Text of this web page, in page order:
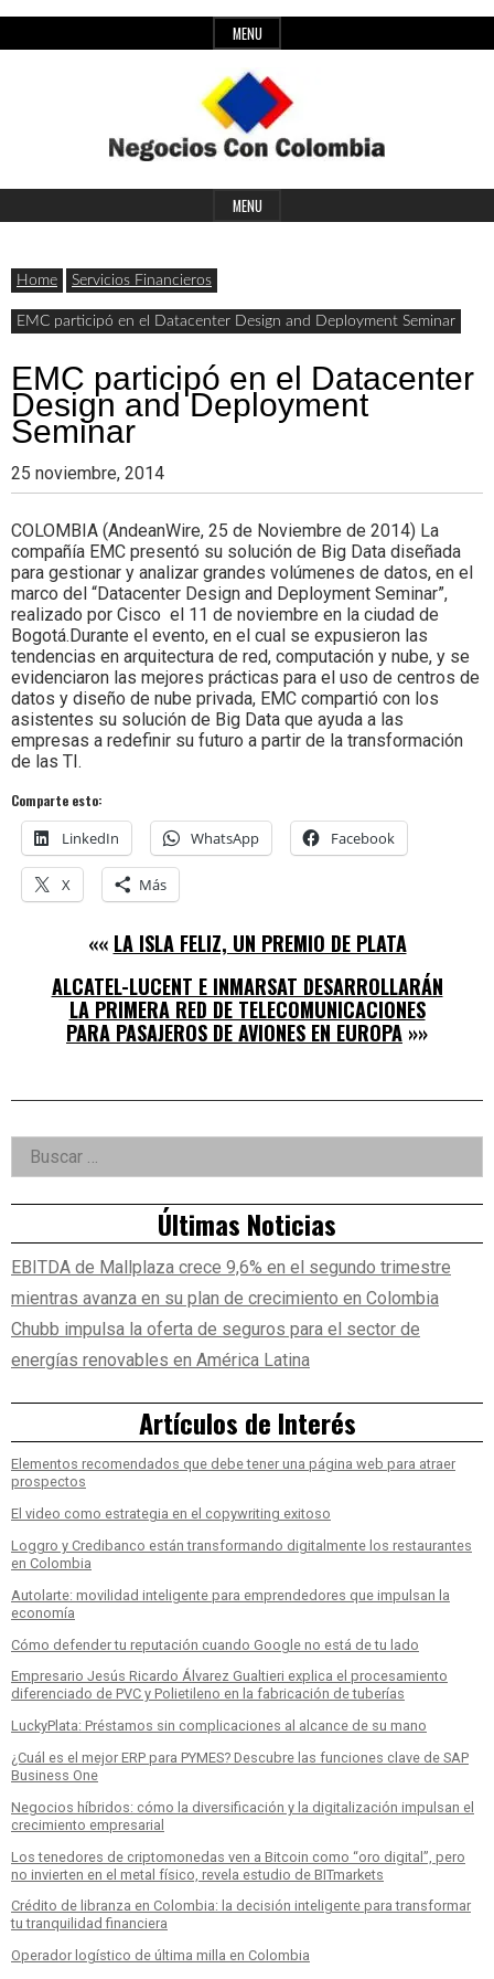
to
MENU
Negocios
con
Colombia
Últimas
noticias,
comunicados
y
de
negocios
con
Header
MENU
Home Servicios Financieros
EMC participó en el Datacenter Design and Deployment Seminar
EMC participó en el Datacenter
Design and Deployment
Seminar
25 noviembre, 2014
COLOMBIA (AndeanWire, 25 de Noviembre de 2014) La
compañía EMC presentó su solución de Big Data diseñada
para gestionar y analizar grandes volúmenes de datos, en el
marco del “Datacenter Design and Deployment Seminar”,
realizado por Cisco el 11 de noviembre en la ciudad de
Bogotá.Durante el evento, en el cual se expusieron las
tendencias en arquitectura de red, computación y nube, y se
evidenciaron las mejores prácticas para el uso de centros de
datos y diseño de nube privada, EMC compartió con los
asistentes su solución de Big Data que ayuda a las
empresas a redefinir su futuro a partir de la transformación
de las TI.
Comparte esto:
LinkedIn WhatsApp Facebook
X Más
«« LA ISLA FELIZ, UN PREMIO DE PLATA
ALCATEL-LUCENT E INMARSAT DESARROLLARÁN
LA PRIMERA RED DE TELECOMUNICACIONES
PARA PASAJEROS DE AVIONES EN EUROPA »»
Right
Asides
Buscar:
Últimas Noticias
EBITDA de Mallplaza crece 9,6% en el segundo trimestre
mientras avanza en su plan de crecimiento en Colombia
Chubb impulsa la oferta de seguros para el sector de
energías renovables en América Latina
Artículos de Interés
Elementos recomendados que debe tener una página web para atraer
prospectos
El video como estrategia en el copywriting exitoso
Loggro y Credibanco están transformando digitalmente los restaurantes
en Colombia
Autolarte: movilidad inteligente para emprendedores que impulsan la
economía
Cómo defender tu reputación cuando Google no está de tu lado
Empresario Jesús Ricardo Álvarez Gualtieri explica el procesamiento
diferenciado de PVC y Polietileno en la fabricación de tuberías
LuckyPlata: Préstamos sin complicaciones al alcance de su mano
¿Cuál es el mejor ERP para PYMES? Descubre las funciones clave de SAP
Business One
Negocios híbridos: cómo la diversificación y la digitalización impulsan el
crecimiento empresarial
Los tenedores de criptomonedas ven a Bitcoin como “oro digital”, pero
no invierten en el metal físico, revela estudio de BITmarkets
Crédito de libranza en Colombia: la decisión inteligente para transformar
tu tranquilidad financiera
Operador logístico de última milla en Colombia